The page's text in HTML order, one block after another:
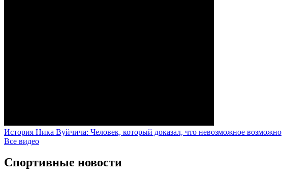
История Ника Вуйчича: Человек, который доказал, что невозможное возможно
Все видео
Спортивные новости